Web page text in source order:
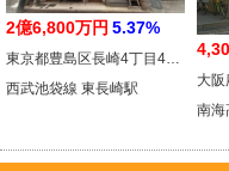
2億6,800万円 5.37%
東京都豊島区長崎4丁目4…
西武池袋線 東長崎駅
大
南海